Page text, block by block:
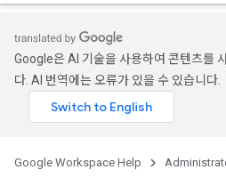
Google은 AI 기술을 사용하여 콘텐츠를
다. AI 번역에는 오류가 있을 수 있습니다.
Google Workspace Help